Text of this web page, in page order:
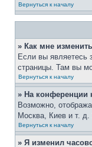
Вернуться к началу
» Как мне
Если вы являетесь
страницы. Там вы
Вернуться к началу
» На конференции
Возможно,
Москва, Киев и т. д.
Вернуться к началу
» Я изменил